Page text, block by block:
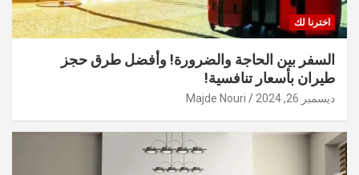
اخترنا لك
السفر بين الحاجة والضرورة! وأفضل طرق حجز
طيران بأسعار تنافسية!
ديسمبر 26, 2024 Majde Nouri